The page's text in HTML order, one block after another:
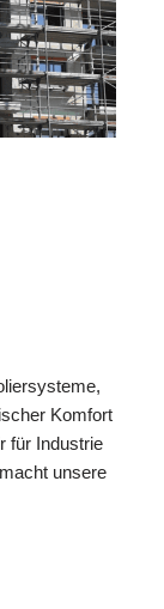
Komfort
für Industrie
unsere